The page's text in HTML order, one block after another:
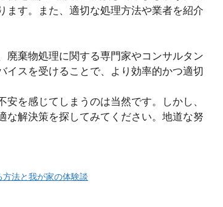
ます。また、適切な処理方法や業者を紹介
廃棄物処理に関する専門家やコンサルタン
イスを受けることで、より効率的かつ適切
を感じてしまうのは当然です。しかし、
な解決策を探してみてください。地道な努
法と我が家の体験談